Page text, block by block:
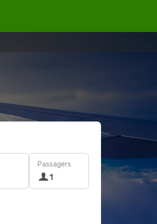
Passagers
1